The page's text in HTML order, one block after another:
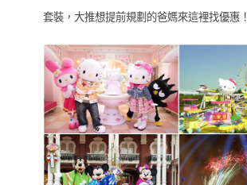
套裝，大推想提前規劃的爸媽來這裡找優惠！